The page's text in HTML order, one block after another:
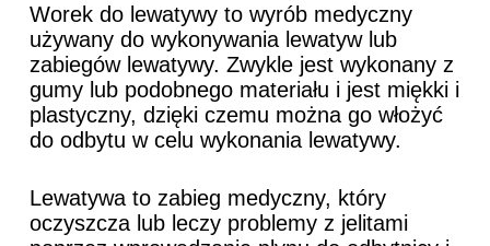
Worek do lewatywy to wyrób medyczny
używany do wykonywania lewatyw lub
zabiegów lewatywy. Zwykle jest wykonany z
gumy lub podobnego materiału i jest miękki i
plastyczny, dzięki czemu można go włożyć
do odbytu w celu wykonania lewatywy.
Lewatywa to zabieg medyczny, który
oczyszcza lub leczy problemy z jelitami